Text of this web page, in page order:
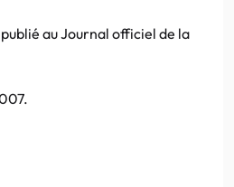
au Journal officiel de la